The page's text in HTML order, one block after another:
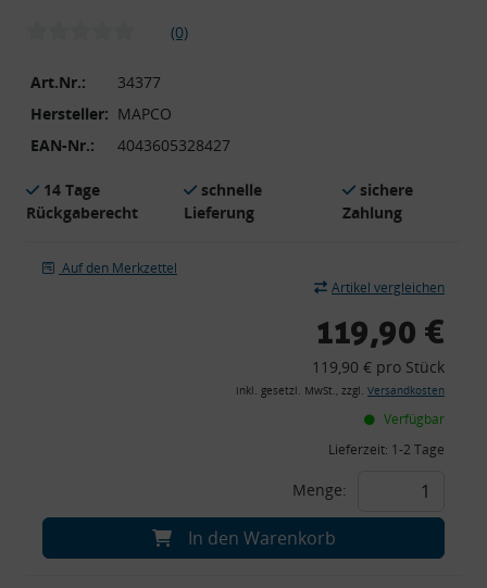
(0)
Art.Nr.:
34377
Hersteller: MAPCO
EAN-Nr.:
4043605328427
14 Tage
Rückgaberecht
schnelle
Lieferung
sichere
Zahlung
Auf den Merkzettel
Artikel vergleichen
119,90 €
119,90 € pro Stück
inkl. gesetzl. MwSt., zzgl. Versandkosten
Verfügbar
Lieferzeit: 1-2 Tage
Menge:
In den Warenkorb